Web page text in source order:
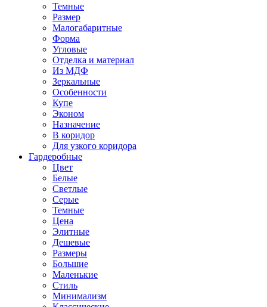
Темные
Размер
Малогабаритные
Форма
Угловые
Отделка и материал
Из МДФ
Зеркальные
Особенности
Купе
Эконом
Назначение
В коридор
Для узкого коридора
Гардеробные
Цвет
Белые
Светлые
Серые
Темные
Цена
Элитные
Дешевые
Размеры
Большие
Маленькие
Стиль
Минимализм